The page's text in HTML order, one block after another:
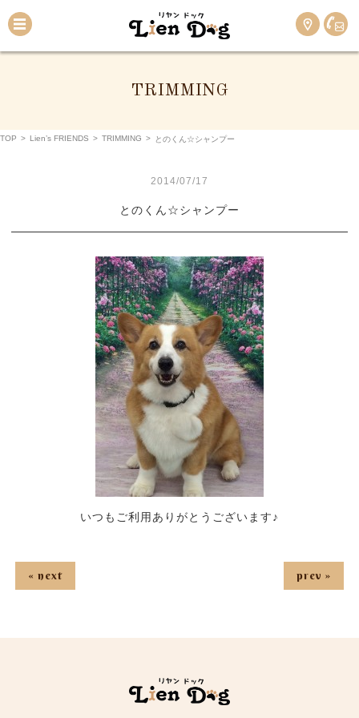
TRIMMING
TOP > Lien’s FRIENDS > TRIMMING > とのくん☆シャンプー
2014/07/17
とのくん☆シャンプー
いつもご利用ありがとうございます♪
« next prev »